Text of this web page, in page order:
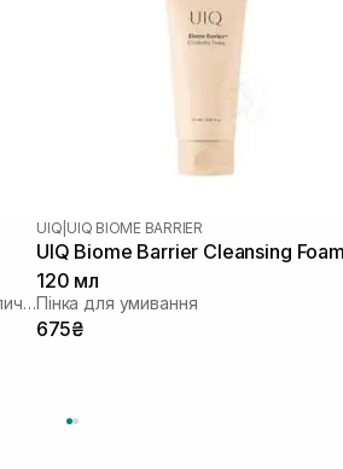
Засіб для делікатного очищення обличчя
UIQ UIQ BIOME BARRIER
UIQ Biome Barrier Cleansing Foam
120 мл
Пінка для умивання
675₴